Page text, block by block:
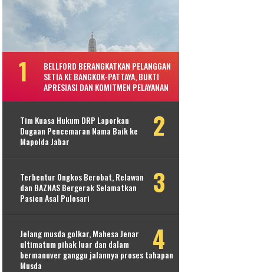
BELLFORD BERANGKATKAN PELANGGAN
SETIA KE BANGKOK-PATTAYA, BUKTI
APRESIASI DAN KOMITMEN PELAYANAN
Tim Kuasa Hukum DRP Laporkan
Dugaan Pencemaran Nama Baik ke
Mapolda Jabar
Terbentur Ongkos Berobat, Relawan
dan BAZNAS Bergerak Selamatkan
Pasien Asal Pulosari
Jelang musda golkar, Mahesa Jenar
ultimatum pihak luar dan dalam
bermanuver ganggu jalannya proses tahapan
Musda